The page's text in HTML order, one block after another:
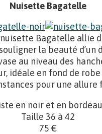
Nuisette Bagatelle
Bagatelle allie
la beauté d’un
au niveau des
idéale en fond de
pour une
en noir et en
Taille 36 à 42
75 €